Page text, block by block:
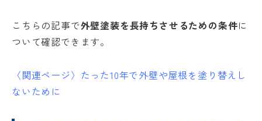
こちらの記事で外壁塗装を長持ちさせるための条件に
ついて確認できます。
〈関連ページ〉 たった10年で外壁や屋根を塗り替えし
ないために